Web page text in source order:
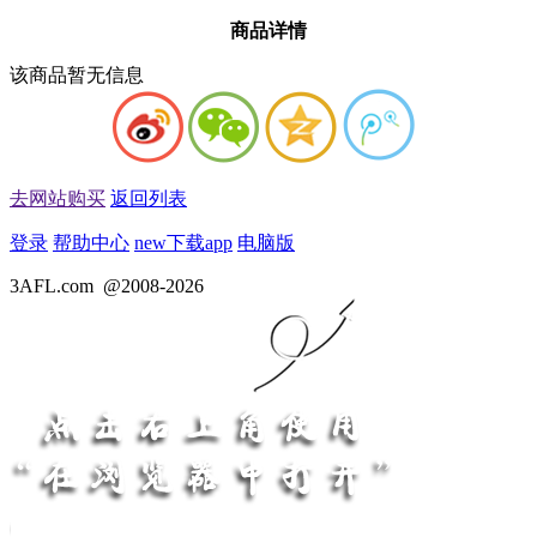
商品详情
该商品暂无信息
去网站购买 返回列表
登录 帮助中心 new下载app 电脑版
3AFL.com @2008-2026